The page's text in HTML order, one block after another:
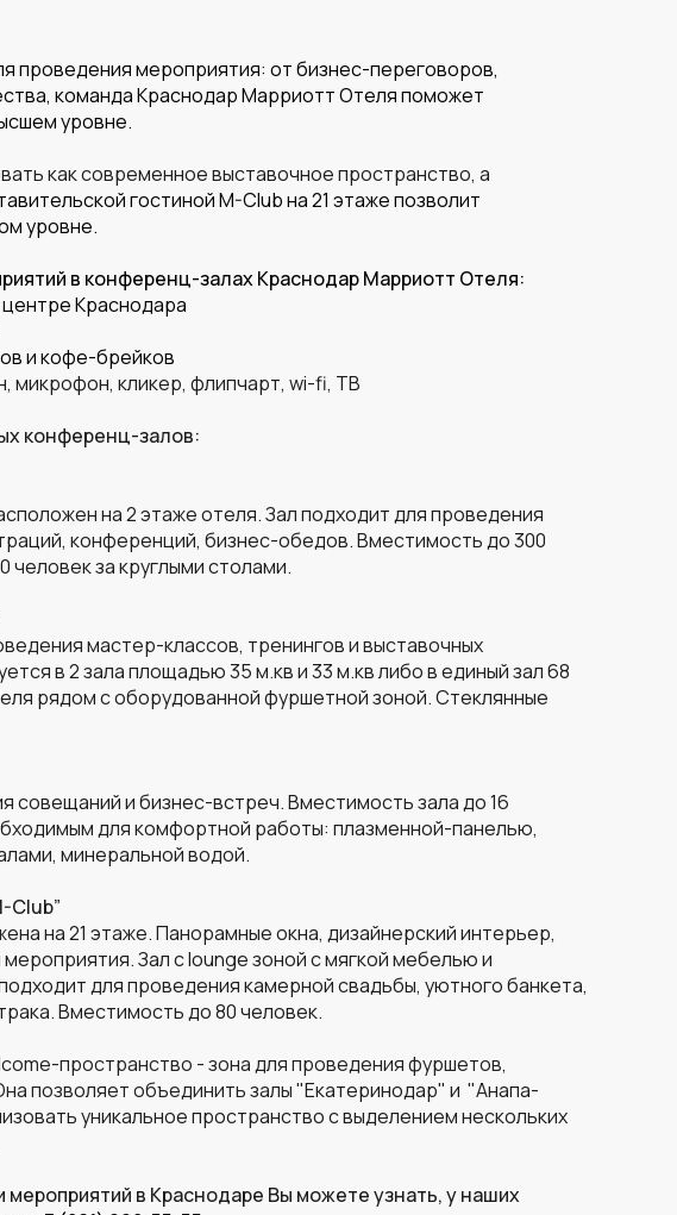
проведения мероприятия: от бизнес-переговоров,
команда Краснодар Марриотт Отеля поможет
уровне.
как современное выставочное пространство, а
гостиной M-Club на 21 этаже позволит
уровне.
в конференц-залах Краснодар Марриотт Отеля:
Краснодара
и кофе-брейков
микрофон, кликер, флипчарт, wi-fi, ТВ
конференц-залов:
на 2 этаже отеля. Зал подходит для проведения
конференций, бизнес-обедов. Вместимость до 300
человек за круглыми столами.
мастер-классов, тренингов и выставочных
в 2 зала площадью 35 м.кв и 33 м.кв либо в единый зал 68
рядом с оборудованной фуршетной зоной. Стеклянные
совещаний и бизнес-встреч. Вместимость зала до 16
для комфортной работы: плазменной-панелью,
минеральной водой.
Club”
на 21 этаже. Панорамные окна, дизайнерский интерьер,
Зал с lounge зоной с мягкой мебелью и
для проведения камерной свадьбы, уютного банкета,
Вместимость до 80 человек.
пространство - зона для проведения фуршетов,
позволяет объединить залы"Екатеринодар" и "Анапа-
уникальное пространство с выделением нескольких
в Краснодаре Вы можете узнать, у наших